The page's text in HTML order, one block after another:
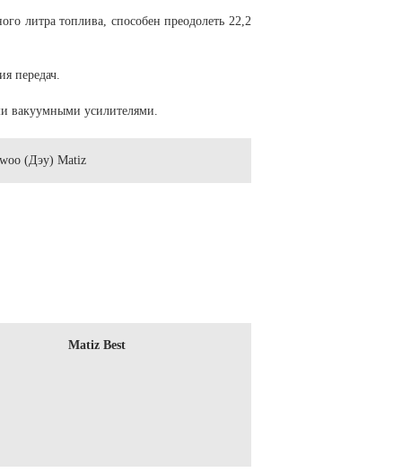
литра топлива, способен преодолеть 22,2
передач.
вакуумными усилителями.
Matiz Best